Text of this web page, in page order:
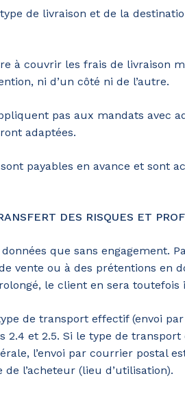
de livraison et de la
couvrir les frais de livraison
ni d’un côté ni de l’autre.
pas aux mandats avec
adaptées.
payables en avance et sont
DES RISQUES ET
que sans engagement.
vente ou à des prétentions en
le client en sera
de transport effectif (envoi
et 2.5. Si le type de
l’envoi par courrier postal
l’acheteur (lieu d’utilisation).